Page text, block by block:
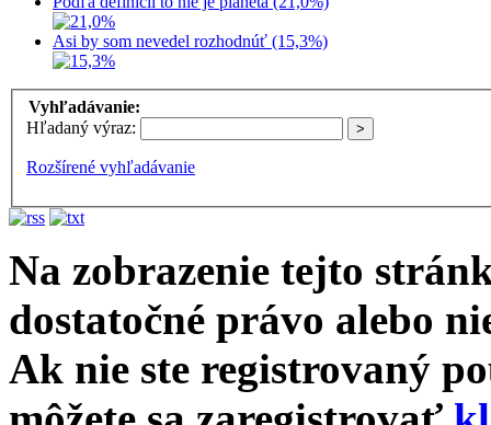
Asi by som nevedel rozhodnúť (15,3%)
Vyhľadávanie:
Hľadaný výraz:
Rozšírené vyhľadávanie
Na zobrazenie tejto
dostatočné právo alebo
Ak nie ste registrovaný